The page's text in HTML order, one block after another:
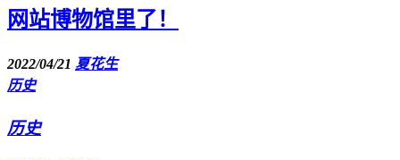
网站博物馆里了！
2022/04/21 夏花生
历史
历史